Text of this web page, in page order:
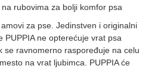
rubovima za bolji komfor psa
za pse. Jedinstven i originalni
PUPPIA ne opterećuje vrat psa
se ravnomerno raspoređuje na celu
na vrat ljubimca. PUPPIA će